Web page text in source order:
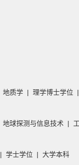
地质学 | 理学博士学位
地球探测与信息技术 |
学士学位 | 大学本科